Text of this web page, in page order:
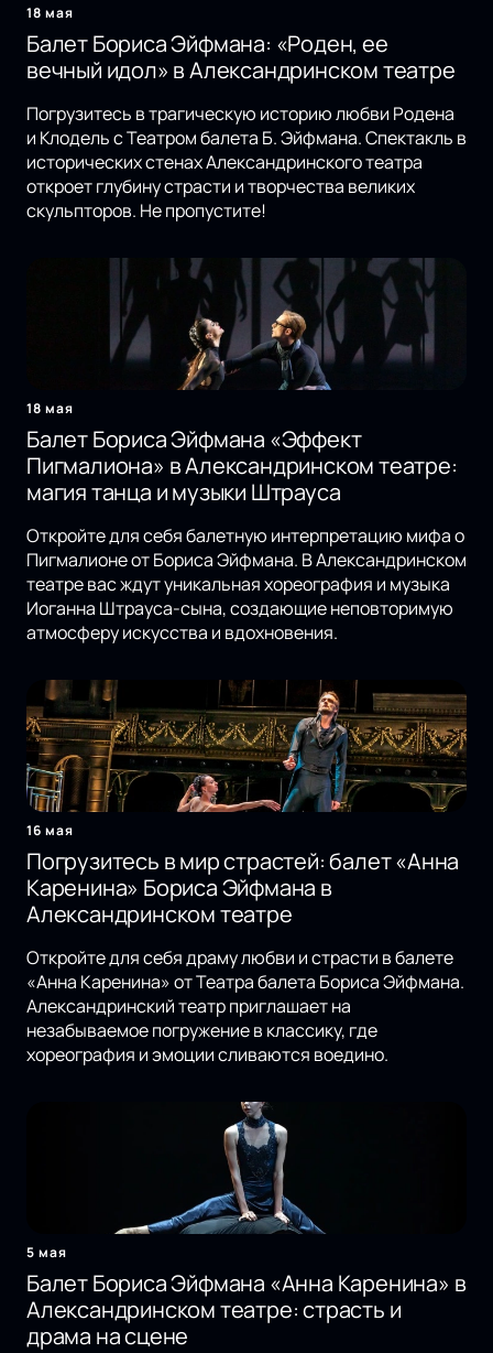
18 мая
Балет Бориса Эйфмана: «Роден, ее
вечный идол» в Александринском театре
Погрузитесь в трагическую историю любви Родена
и Клодель с Театром балета Б. Эйфмана. Спектакль в
исторических стенах Александринского театра
откроет глубину страсти и творчества великих
скульпторов. Не пропустите!
18 мая
Балет Бориса Эйфмана «Эффект
Пигмалиона» в Александринском театре:
магия танца и музыки Штрауса
Откройте для себя балетную интерпретацию мифа о
Пигмалионе от Бориса Эйфмана. В Александринском
театре вас ждут уникальная хореография и музыка
Иоганна Штрауса-сына, создающие неповторимую
атмосферу искусства и вдохновения.
16 мая
Погрузитесь в мир страстей: балет «Анна
Каренина» Бориса Эйфмана в
Александринском театре
Откройте для себя драму любви и страсти в балете
«Анна Каренина» от Театра балета Бориса Эйфмана.
Александринский театр приглашает на
незабываемое погружение в классику, где
хореография и эмоции сливаются воедино.
5 мая
Балет Бориса Эйфмана «Анна Каренина» в
Александринском театре: страсть и
драма на сцене